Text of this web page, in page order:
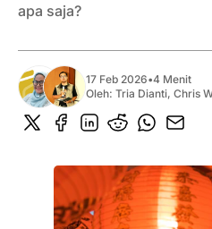
apa saja?
17 Feb 2026•4 Menit
Oleh: Tria Dianti, Chris